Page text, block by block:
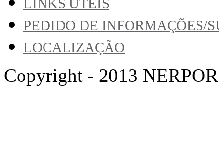
LINKS ÚTEIS
PEDIDO DE INFORMAÇÕES/
LOCALIZAÇÃO
Copyright - 2013